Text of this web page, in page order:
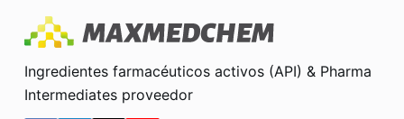
Ingredientes farmacéuticos activos (API) & Pharma
Intermediates proveedor